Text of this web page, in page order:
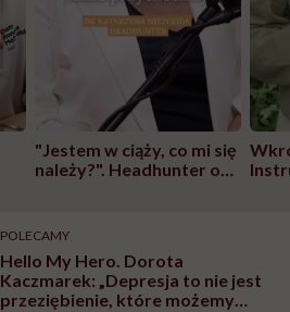
"Jestem w ciąży, co mi się
należy?". Headhunter o
pracy
POLECAMY
Hello My Hero. Dorota
Kaczmarek: „Depresja to nie jest
przeziębienie, które możemy